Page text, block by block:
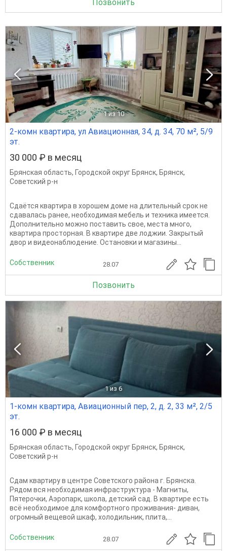
Позвонить
1 из 10
2-комн квартира, ул Авиационная, 34, д. 34, 70 м², 5/9
эт.
30 000 ₽ в месяц
Брянская область, Городской округ Брянск, Брянск,
Советский р-н
Сдаётся квартира в хорошем доме на длительный срок не
сдавалась ранее, необходимая мебель и техника имеется.
Дополнительно можно поставить свое, места много,
квартира просторная. В квартире две лоджии. Закрытый
двор и видеонаблюдение. Остановки и магазины...
Собственник 28.07
Позвонить
1 из 6
1-комн квартира, Авиационный пер, 2, д. 2, 33 м², 2/5
эт.
16 000 ₽ в месяц
Брянская область, Городской округ Брянск, Брянск,
Советский р-н
Сдам квартиру в центре Советского района г. Брянска.
Рядом вся необходимая инфраструктура - Магниты,
Пятерочки, Аэропарк, школа, детский сад. В квартире есть
всё необходимое для комфортного проживания- диван,
огромный вещевой шкаф, холодильник, плита,...
Собственник 28.07